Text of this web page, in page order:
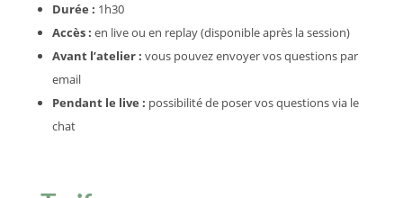
Durée : 1h30
Accès : en live ou en replay (disponible après la session)
Avant l’atelier : vous pouvez envoyer vos questions par
email
Pendant le live : possibilité de poser vos questions via le
chat